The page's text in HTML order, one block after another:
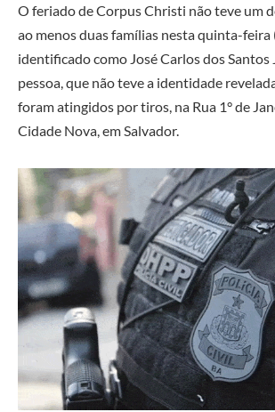
O feriado de Corpus Christi não teve um
ao menos duas famílias nesta quinta-feira
identificado como José Carlos dos
pessoa, que não teve a identidade
foram atingidos por tiros, na Rua 1° de
Cidade Nova, em Salvador.